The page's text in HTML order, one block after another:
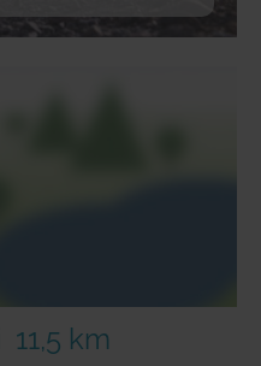
11,5 km